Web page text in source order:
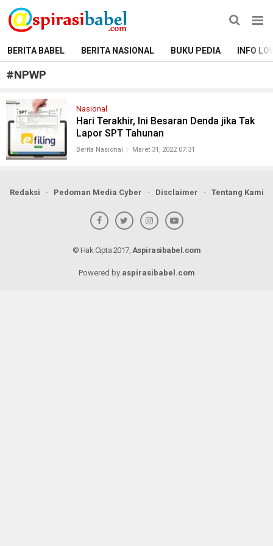
BERITA BABEL BERITA NASIONAL BUKU PEDIA INFO
#NPWP
Nasional
Hari Terakhir, Ini Besaran Denda jika Tak
Lapor SPT Tahunan
Berita Nasional Maret 31, 2022 07:31
Redaksi Pedoman Media Cyber Disclaimer Tentang Kami
© Hak Cipta 2017, Aspirasibabel.com
Powered by aspirasibabel.com